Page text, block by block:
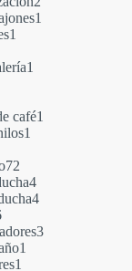
1
1
1
café1
1
7272
productos
44
productos
44
6
productos
33
1
1